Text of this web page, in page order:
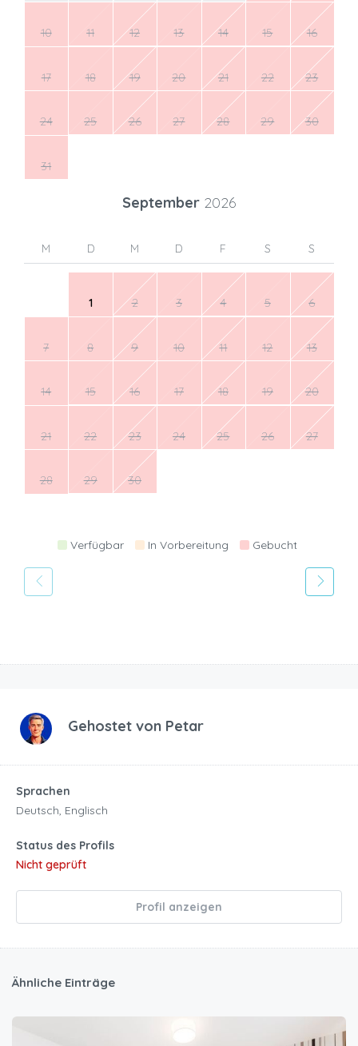
10 11 12 13 14 15 16
17 18 19 20 21 22 23
24 25 26 27 28 29 30
31
September 2026
M D M D F S S
1 2 3 4 5 6
7 8 9 10 11 12 13
14 15 16 17 18 19 20
21 22 23 24 25 26 27
28 29 30
Verfügbar In Vorbereitung Gebucht
Gehostet von Petar
Sprachen
Deutsch, Englisch
Status des Profils
Nicht geprüft
Profil anzeigen
Ähnliche Einträge